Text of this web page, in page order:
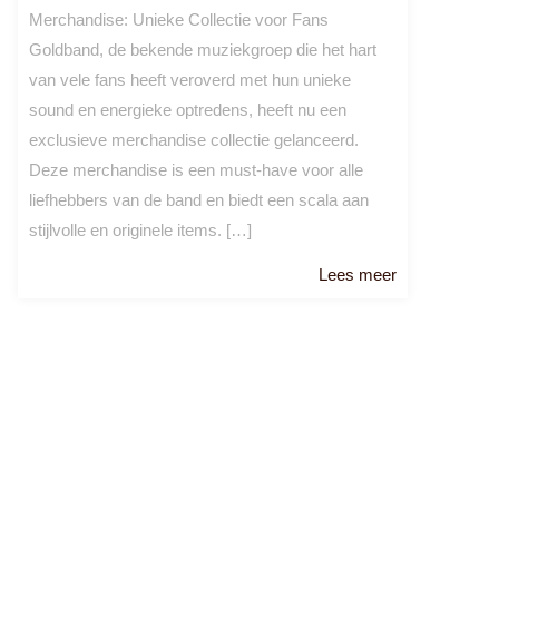
Merchandise: Unieke Collectie voor Fans
Goldband, de bekende muziekgroep die het hart
van vele fans heeft veroverd met hun unieke
sound en energieke optredens, heeft nu een
exclusieve merchandise collectie gelanceerd.
Deze merchandise is een must-have voor alle
liefhebbers van de band en biedt een scala aan
stijlvolle en originele items. […]
Lees meerLees